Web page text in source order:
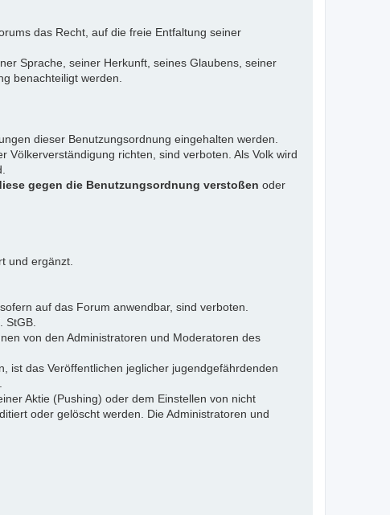
das Recht, auf die freie Entfaltung seiner
Sprache, seiner Herkunft, seines Glaubens, seiner
benachteiligt werden.
dieser Benutzungsordnung eingehalten werden.
richten, sind verboten. Als Volk wird
gegen die Benutzungsordnung verstoßen oder
und ergänzt.
auf das Forum anwendbar, sind verboten.
von den Administratoren und Moderatoren des
ist das Veröffentlichen jeglicher jugendgefährdenden
Aktie (Pushing) oder dem Einstellen von nicht
oder gelöscht werden. Die Administratoren und